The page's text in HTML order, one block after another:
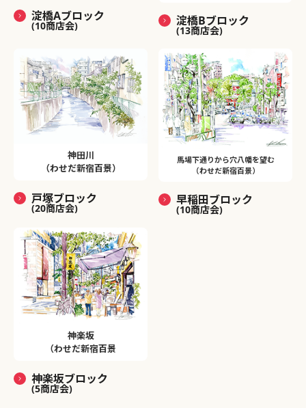
淀橋Aブロック
(10商店会) 淀橋Bブロック
(13商店会)
神田川
（わせだ新宿百景）
戸塚ブロック
(20商店会)
馬場下通りから穴八幡を望む
（わせだ新宿百景）
早稲田ブロック
(10商店会)
神楽坂
（わせだ新宿百景
神楽坂ブロック
(5商店会)